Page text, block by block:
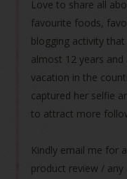
Love to share all
favourite foods,
blogging activity
almost 12 years
vacation in the
captured her selfie
to attract more
Kindly email me for
product review /